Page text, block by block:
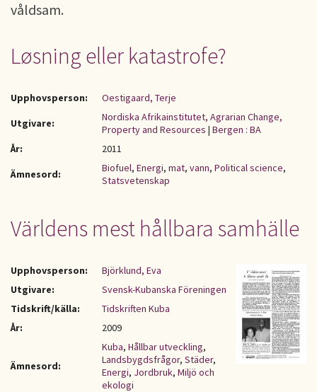
våldsam.
Løsning eller katastrofe?
Upphovsperson:
Oestigaard, Terje
Utgivare:
Nordiska Afrikainstitutet, Agrarian Change,
Property and Resources | Bergen : BA
År:
2011
Ämnesord:
Biofuel, Energi, mat, vann, Political science,
Statsvetenskap
Världens mest hållbara samhälle
Upphovsperson:
Björklund, Eva
Utgivare:
Svensk-Kubanska Föreningen
Tidskrift/källa:
Tidskriften Kuba
År:
2009
Ämnesord:
Kuba, Hållbar utveckling,
Landsbygdsfrågor, Städer,
Energi, Jordbruk, Miljö och
ekologi